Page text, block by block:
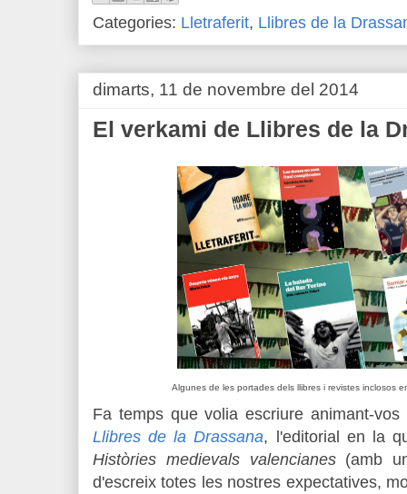
Categories: Lletraferit, Llibres de la
dimarts, 11 de novembre del 2014
El verkami de Llibres de la
Algunes de les portades dels llibres i revistes inclosos
Fa temps que volia escriure animant-
Llibres de la Drassana, l'editorial en la
Històries medievals valencianes(amb
d'escreix totes les nostres expectatives,